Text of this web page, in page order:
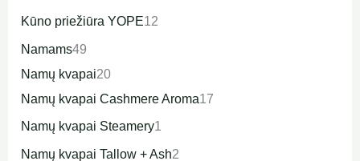
Kūno priežiūra YOPE12
Namams49
Namų kvapai20
Namų kvapai Cashmere Aroma17
Namų kvapai Steamery1
Namų kvapai Tallow + Ash2